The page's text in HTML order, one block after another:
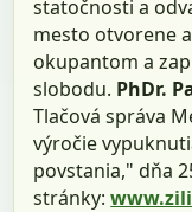
statočnosti a
mesto otvorene
okupantom a
slobodu. PhDr.
Tlačová správa
výročie
povstania," dňa
stránky: